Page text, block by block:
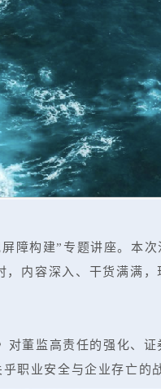
障构建”专题讲座。本次
内容深入、干货满满，
对董监高责任的强化、证
职业安全与企业存亡的